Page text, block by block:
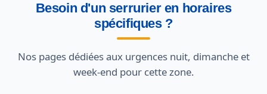
Besoin d'un serrurier en horaires
spécifiques ?
Nos pages dédiées aux urgences nuit, dimanche et
week-end pour cette zone.